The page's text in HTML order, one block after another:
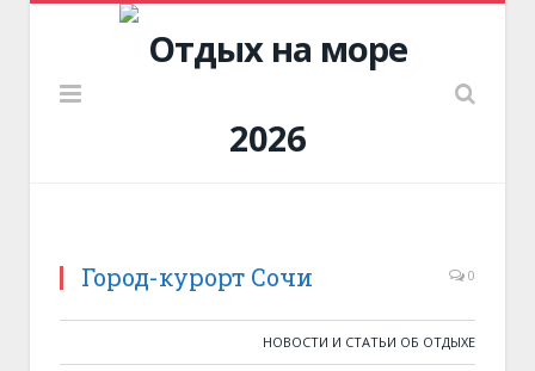
Город-курорт Сочи 0
НОВОСТИ И СТАТЬИ ОБ ОТДЫХЕ